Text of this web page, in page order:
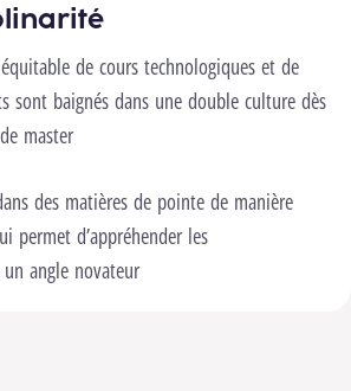
de cours technologiques et de
sont baignés dans une double culture dès
master
des matières de pointe de manière
permet d’appréhender les
angle novateur